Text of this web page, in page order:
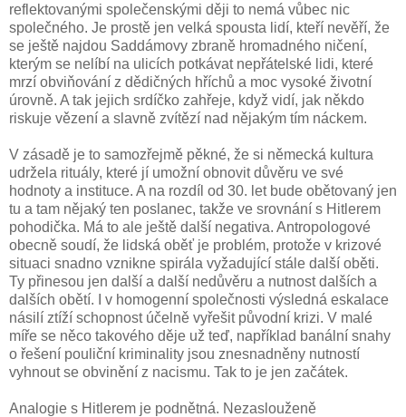
reflektovanými společenskými ději to nemá vůbec nic
společného. Je prostě jen velká spousta lidí, kteří nevěří, že
se ještě najdou Saddámovy zbraně hromadného ničení,
kterým se nelíbí na ulicích potkávat nepřátelské lidi, které
mrzí obviňování z dědičných hříchů a moc vysoké životní
úrovně. A tak jejich srdíčko zahřeje, když vidí, jak někdo
riskuje vězení a slavně zvítězí nad nějakým tím náckem.
V zásadě je to samozřejmě pěkné, že si německá kultura
udržela rituály, které jí umožní obnovit důvěru ve své
hodnoty a instituce. A na rozdíl od 30. let bude obětovaný jen
tu a tam nějaký ten poslanec, takže ve srovnání s Hitlerem
pohodička. Má to ale ještě další negativa. Antropologové
obecně soudí, že lidská oběť je problém, protože v krizové
situaci snadno vznikne spirála vyžadující stále další oběti.
Ty přinesou jen další a další nedůvěru a nutnost dalších a
dalších obětí. I v homogenní společnosti výsledná eskalace
násilí ztíží schopnost účelně vyřešit původní krizi. V malé
míře se něco takového děje už teď, například banální snahy
o řešení pouliční kriminality jsou znesnadněny nutností
vyhnout se obvinění z nacismu. Tak to je jen začátek.
Analogie s Hitlerem je podnětná. Nezaslouženě